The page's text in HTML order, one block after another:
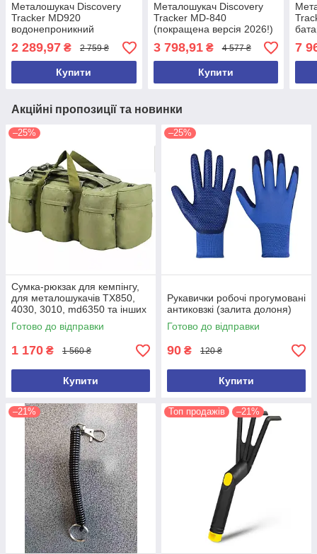
Металошукач Discovery
Tracker MD920
водонепроникний
металодетектор з
регульованою довжиною
2 289,97 ₴ 2 759 ₴
Купити
Металошукач Discovery
Tracker MD-840
(покращена версія 2026!)
3 798,91₴ 4 577 ₴
Купити
7
Акційні пропозиції та новинки
–25%
Сумка-рюкзак для кемпінгу,
для металошукачів TX850,
4030, 3010, md6350 та інших
(ємність 100 л)
Готово до відправки
1 170 ₴ 1 560 ₴
Купити
–25%
Рукавички робочі прогумовані
антиковзкі (залита долоня)
Готово до відправки
90 ₴ 120 ₴
Купити
–21% Топ продажів –21%